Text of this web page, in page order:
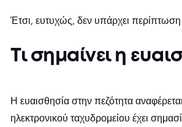
Έτσι, ευτυχώς, δεν υπάρχει
Τι σημαίνει η
Η ευαισθησία στην πεζότητα
ηλεκτρονικού ταχυδρομείου έχει